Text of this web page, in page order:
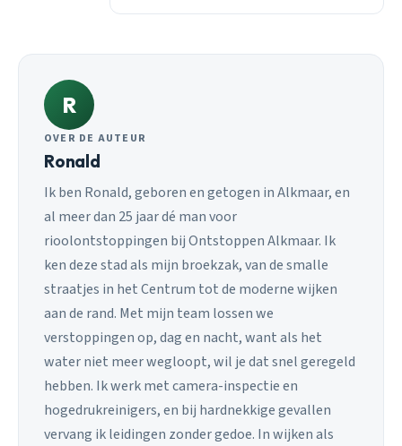
R
OVER DE AUTEUR
Ronald
Ik ben Ronald, geboren en getogen in Alkmaar, en
al meer dan 25 jaar dé man voor
rioolontstoppingen bij Ontstoppen Alkmaar. Ik
ken deze stad als mijn broekzak, van de smalle
straatjes in het Centrum tot de moderne wijken
aan de rand. Met mijn team lossen we
verstoppingen op, dag en nacht, want als het
water niet meer wegloopt, wil je dat snel geregeld
hebben. Ik werk met camera-inspectie en
hogedrukreinigers, en bij hardnekkige gevallen
vervang ik leidingen zonder gedoe. In wijken als